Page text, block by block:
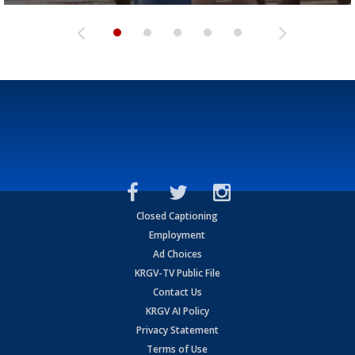
Closed Captioning
Employment
Ad Choices
KRGV-TV Public File
Contact Us
KRGV AI Policy
Privacy Statement
Terms of Use